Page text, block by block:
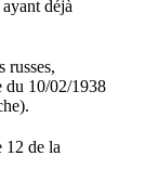
déjà
russes,
du 10/02/1938
12 de la